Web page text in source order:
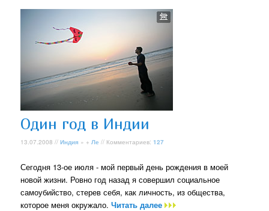
Один год в Индии
13.07.2008 //Индия » +Ле // Комментариев:127
Сегодня 13-ое июля - мой первый день рождения в моей
новой жизни. Ровно год назад я совершил социальное
самоубийство, стерев себя, как личность, из общества,
которое меня окружало.Читать далее